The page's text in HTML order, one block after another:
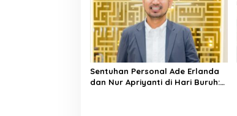
Sentuhan Personal Ade Erlanda
dan Nur Apriyanti di Hari Buruh: